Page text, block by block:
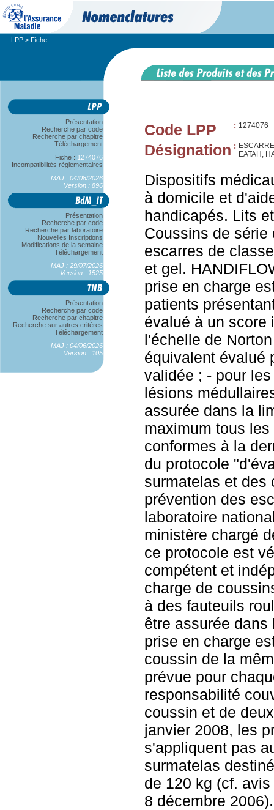
LPP > Fiche
Présentation
Recherche par code
Recherche par chapitre
Téléchargement
Fiche : 1274076
Incompatibilités règlementaires
MAJ : 04/08/2026
Version : 896
Présentation
Recherche par code
Recherche par laboratoire
Nouvelles Inscriptions
Modifications de la semaine
Téléchargement
MAJ : 29/07/2026
Version : 1525
Présentation
Recherche par code
Recherche par chapitre
Recherche sur autres critères
Téléchargement
MAJ : 04/06/2026
Version : 105
Code LPP : 1274076
Désignation :
EATAH,
Dispositifs
à domicile et
handicapés. Lits
Coussins de série
escarres de
et gel.
prise en charge
patients
évalué à un score
l'échelle de
équivalent évalué
validée ; - pour
lésions
assurée dans la
maximum tous
conformes à la
du protocole
surmatelas et des
prévention des
laboratoire
ministère chargé
ce protocole est
compétent et
charge de
à des fauteuils
être assurée
prise en charge
coussin de la
prévue pour
responsabilité
coussin et de
janvier 2008, les
s'appliquent pas
surmatelas
de 120 kg (cf.
8 décembre 2006).